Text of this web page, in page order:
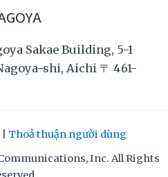
Sakae Building, 5-1
shi, Aichi 〒 461-
| Thoả thuận người dùng
Inc. All Rights